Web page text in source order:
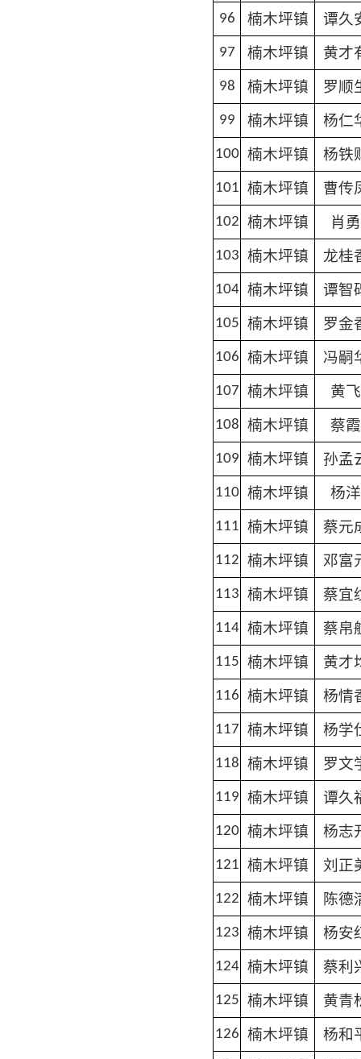
96 楠木坪镇 谭久
97 楠木坪镇 黄才
98 楠木坪镇 罗顺
99 楠木坪镇 杨仁
100 楠木坪镇 杨铁
101 楠木坪镇 曹传
102 楠木坪镇 肖勇
103 楠木坪镇 龙桂
104 楠木坪镇 谭智
105 楠木坪镇 罗金
106 楠木坪镇 冯嗣
107 楠木坪镇 黄飞
108 楠木坪镇 蔡霞
109 楠木坪镇 孙孟
110 楠木坪镇 杨洋
111 楠木坪镇 蔡元
112 楠木坪镇 邓富
113 楠木坪镇 蔡宜
114 楠木坪镇 蔡帛
115 楠木坪镇 黄才
116 楠木坪镇 杨情
117 楠木坪镇 杨学
118 楠木坪镇 罗文
119 楠木坪镇 谭久
120 楠木坪镇 杨志
121 楠木坪镇 刘正
122 楠木坪镇 陈德
123 楠木坪镇 杨安
124 楠木坪镇 蔡利
125 楠木坪镇 黄青
126 楠木坪镇 杨和